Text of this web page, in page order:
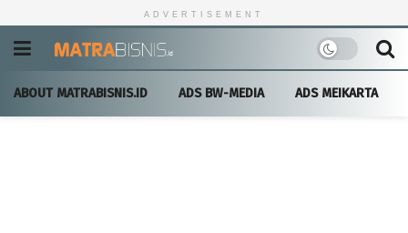
ADVERTISEMENT
ABOUT MATRABISNIS.ID ADS BW-MEDIA ADS MEIKARTA